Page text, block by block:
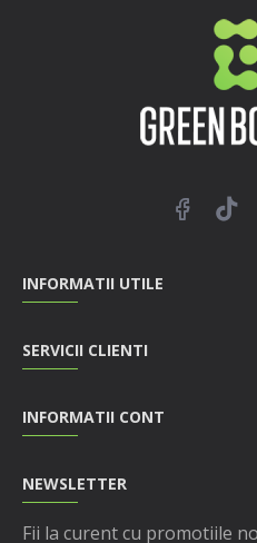
INFORMATII UTILE
SERVICII CLIENTI
INFORMATII CONT
NEWSLETTER
Fii la curent cu promotiile